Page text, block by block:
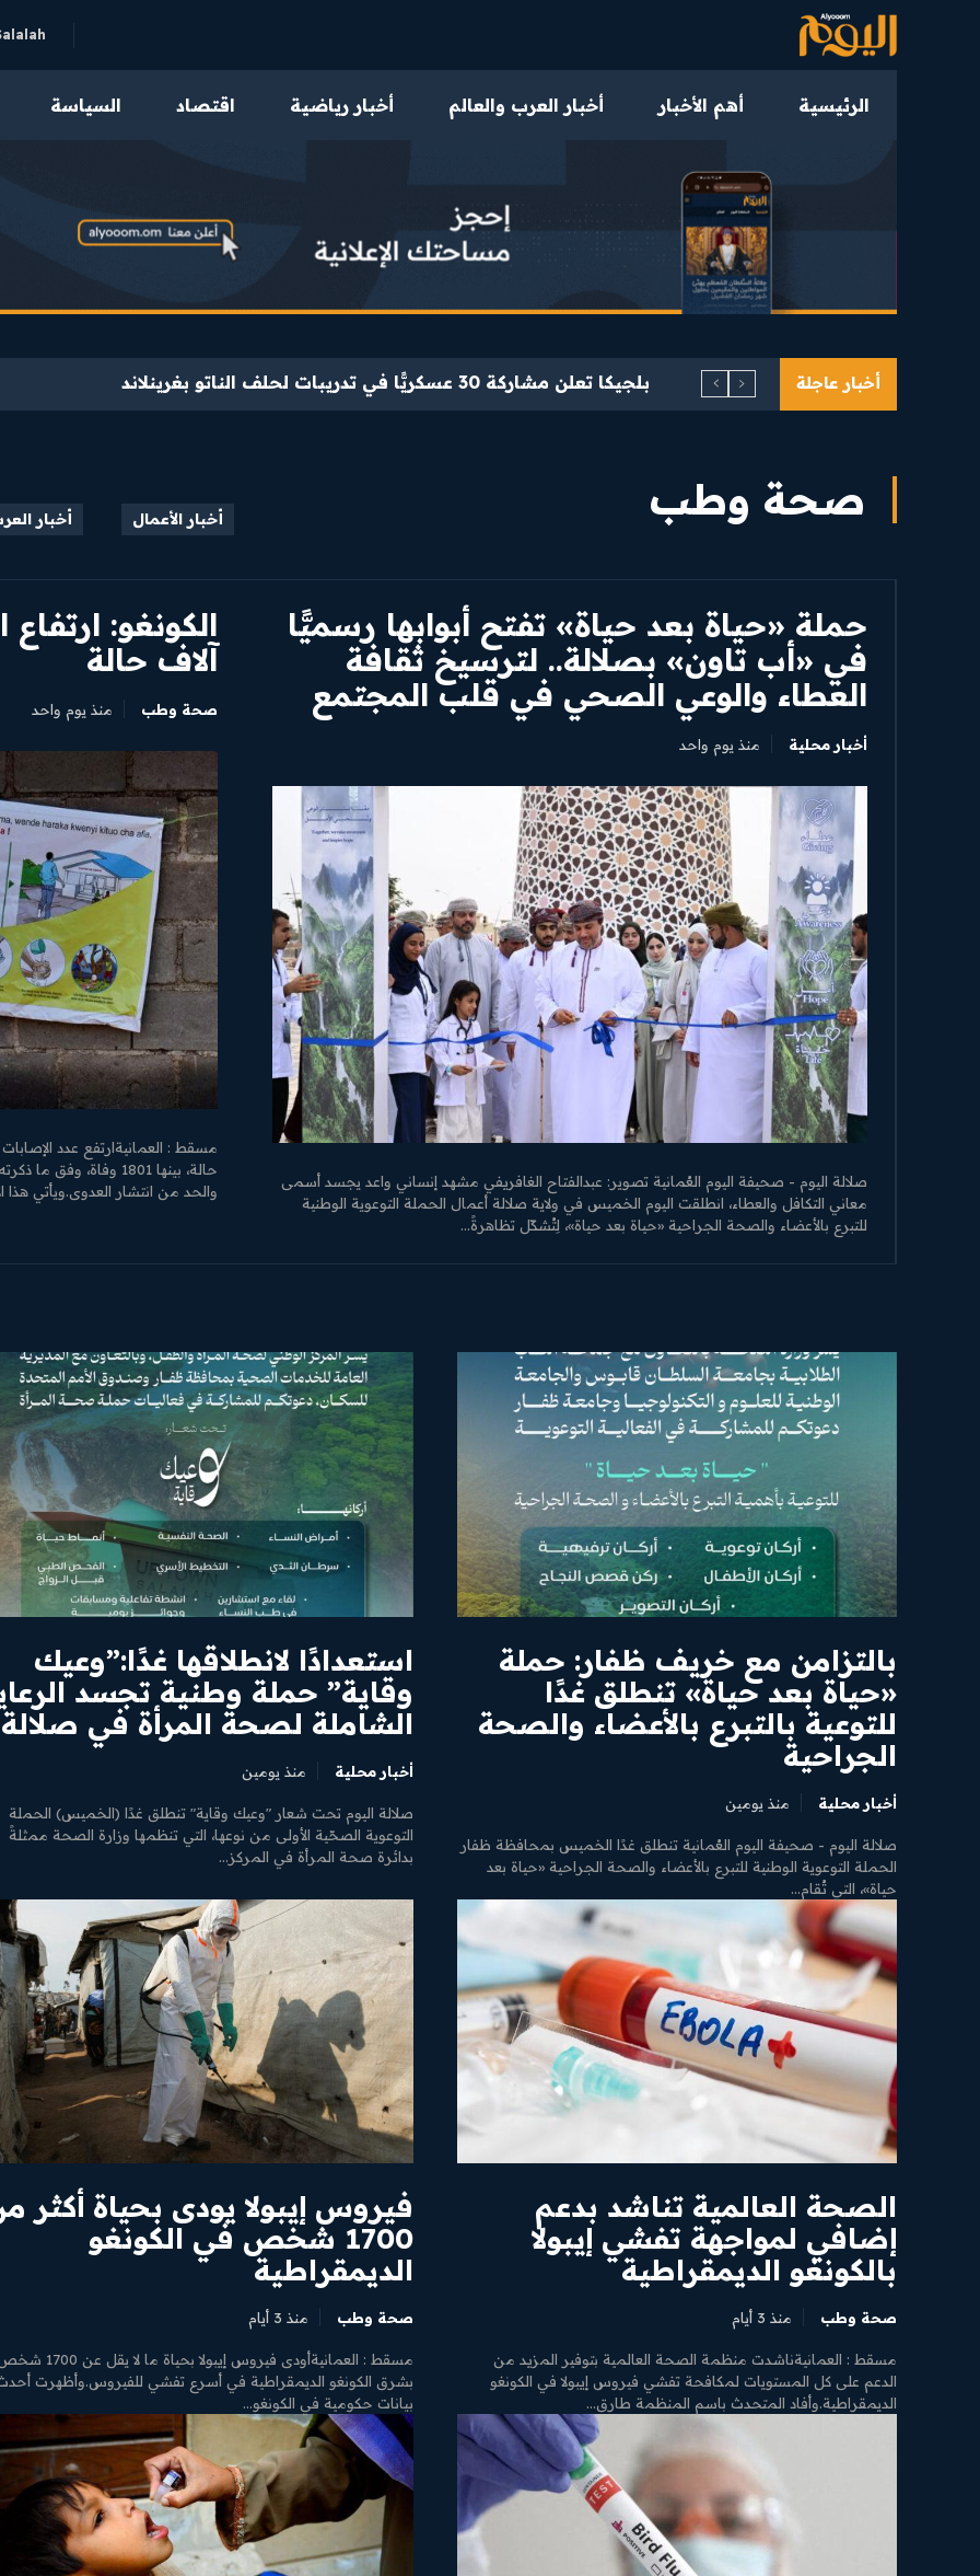
الخصوصية
الرئيسية أهم الأخبار أخبار العرب والعالم أخبار رياضية اقتصاد السياسة
أخبار عاجلة سلطنة عُمان الثالثة عالميًّا في مؤشر جودة الحياة
صحة وطب أخبار الأعمال أخبار
​حملة «حياة بعد حياة» تفتح أبوابها رسميًّا
في «أب تاون» بصلالة.. لترسيخ ثقافة
العطاء والوعي الصحي في قلب المجتمع
أخبار محلية منذ يوم واحد
​صلالة اليوم - صحيفة اليوم العُمانية تصوير: عبدالفتاح الغافري ​في مشهد إنساني واعد يجسد أسمى
معاني التكافل والعطاء، انطلقت اليوم الخميس في ولاية صلالة أعمال الحملة التوعوية الوطنية
للتبرع بالأعضاء والصحة الجراحية «حياة بعد حياة»، لِتُشكّل تظاهرةً...
آلاف حالة
صحة وطب منذ يوم واحد
حالة، بينها 1801
والحد من انتشار العدوى.ويأتي هذا
بالتزامن مع خريف ظفار: حملة
«حياة بعد حياة» تنطلق غدًا
للتوعية بالتبرع بالأعضاء والصحة
الجراحية
أخبار محلية منذ يومين
صلالة اليوم - صحيفة اليوم العُمانية تنطلق غدًا الخميس بمحافظة ظفار
الحملة التوعوية الوطنية للتبرع بالأعضاء والصحة الجراحية «حياة بعد
حياة»، التي تُقام...
استعدادًا لانطلاقها غدًا:”وعيك
وقاية” حملة وطنية تجسد
الشاملة لصحة المرأة في صلالة
أخبار محلية منذ يومين
صلالة اليوم تحت شعار "وعيك وقاية" تنطلق غدًا (الخميس) الحملة
التوعوية الصحّية الأولى من نوعها، التي تنظمها وزارة الصحة ممثلةً
بدائرة صحة المرأة في المركز...
الصحة العالمية تناشد بدعم
إضافي لمواجهة تفشي إيبولا
بالكونغو الديمقراطية
صحة وطب منذ 3 أيام
مسقط : العمانيةناشدت منظمة الصحة العالمية بتوفير المزيد من
الدعم على كل المستويات لمكافحة تفشي فيروس إيبولا في الكونغو
الديمقراطية.وأفاد المتحدث باسم المنظمة طارق...
فيروس إيبولا يودى بحياة أكثر
1700 شخص في الكونغو
الديمقراطية
صحة وطب منذ 3 أيام
مسقط : العمانيةأودى فيروس إيبولا بحياة ما لا يقل عن
بشرق الكونغو الديمقراطية في أسرع تفشي للفيروس.وأظهرت
بيانات حكومية في الكونغو...